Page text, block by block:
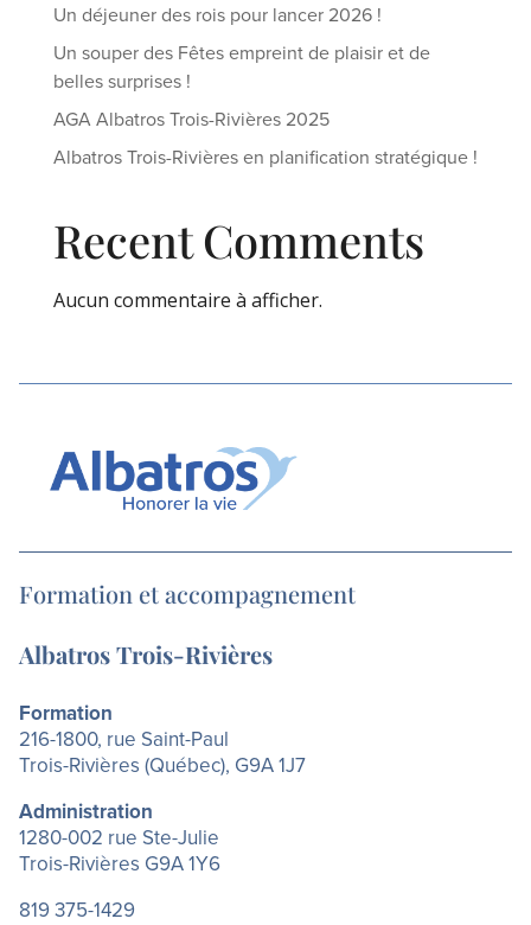
Un déjeuner des rois pour lancer 2026 !
Un souper des Fêtes empreint de plaisir et de
belles surprises !
AGA Albatros Trois-Rivières 2025
Albatros Trois-Rivières en planification stratégique !
Recent Comments
Aucun commentaire à afficher.
Formation et accompagnement
Albatros Trois-Rivières
Formation
216-1800, rue Saint-Paul
Trois-Rivières (Québec), G9A 1J7
Administration
1280-002 rue Ste-Julie
Trois-Rivières G9A 1Y6
819 375-1429